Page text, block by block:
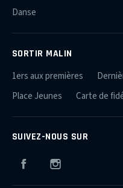
Danse
SORTIR MALIN
1ers aux premières
Place Jeunes
Carte de
SUIVEZ-NOUS SUR
Facebook